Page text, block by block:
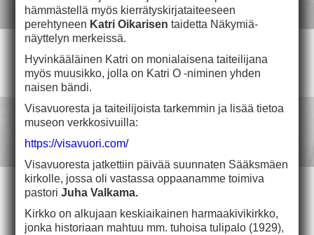
hämmästellä myös kierrätyskirjataiteeseen
perehtyneen Katri Oikarisen taidetta Näkymiä-
näyttelyn merkeissä.
Hyvinkääläinen Katri on monialaisena taiteilijana
myös muusikko, jolla on Katri O -niminen yhden
naisen bändi.
Visavuoresta ja taiteilijoista tarkemmin ja lisää tietoa
museon verkkosivuilla:
https://visavuori.com/
Visavuoresta jatkettiin päivää suunnaten Sääksmäen
kirkolle, jossa oli vastassa oppaanamme toimiva
pastori Juha Valkama.
Kirkko on alkujaan keskiaikainen harmaakivikirkko,
jonka historiaan mahtuu mm. tuhoisa tulipalo (1929),